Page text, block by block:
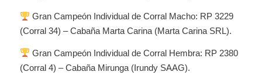
Gran Campeón Individual de Corral Macho: RP 3229
(Corral 34) – Cabaña Marta Carina (Marta Carina SRL).
Gran Campeón Individual de Corral Hembra: RP 2380
(Corral 4) – Cabaña Mirunga (Irundy SAAG).